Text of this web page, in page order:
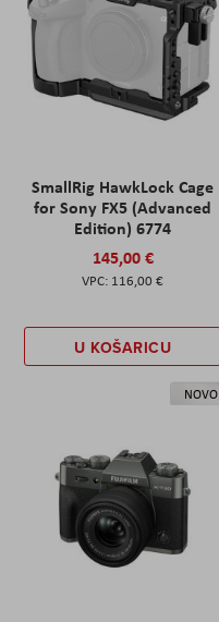
SmallRig HawkLock Cage
for Sony FX5 (Advanced
Edition) 6774
145,00 €
116,00 €
U KOŠARICU
NOVO